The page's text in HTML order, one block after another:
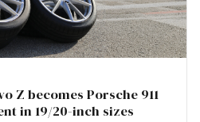
Z becomes Porsche 911
in 19/20-inch sizes